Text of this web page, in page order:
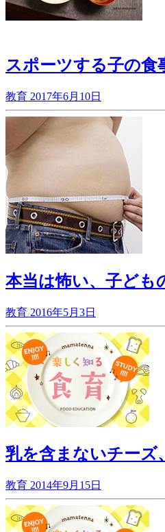
スポーツする子の食
教育 2017年6月10日
本当は怖い、子ども
教育 2016年5月3日
乳を含まないチーズ
教育 2014年9月15日